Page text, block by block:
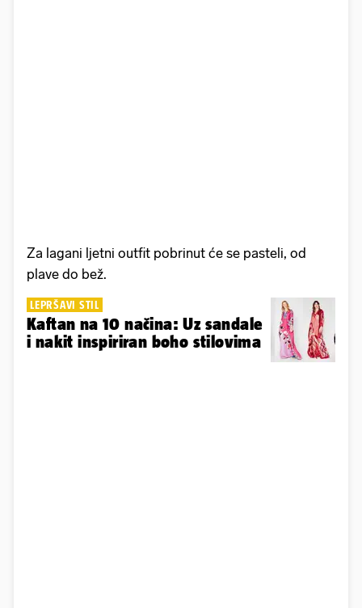
Za lagani ljetni outfit pobrinut će se pasteli, od
plave do bež.
LEPRŠAVI STIL
Kaftan na 10 načina: Uz sandale
i nakit inspiriran boho stilovima